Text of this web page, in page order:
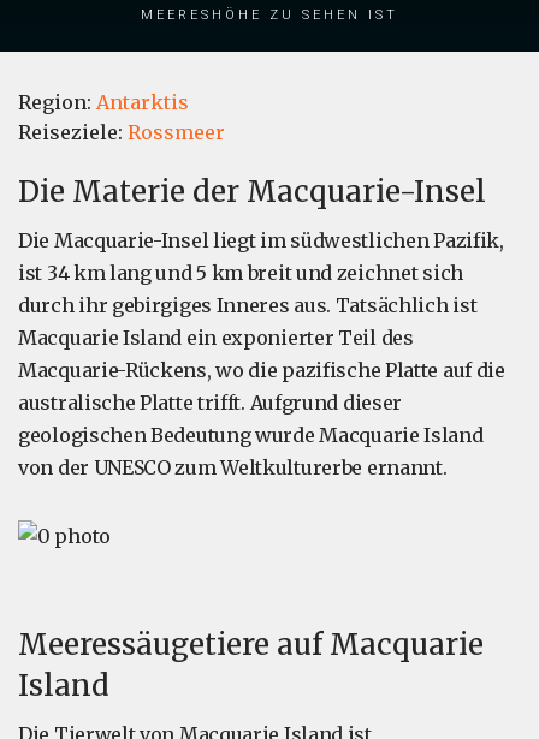
Meereshöhe zu sehen ist
Region: Antarktis
Reiseziele: Rossmeer
Die Materie der Macquarie-Insel
Die Macquarie-Insel liegt im südwestlichen Pazifik,
ist 34 km lang und 5 km breit und zeichnet sich
durch ihr gebirgiges Inneres aus. Tatsächlich ist
Macquarie Island ein exponierter Teil des
Macquarie-Rückens, wo die pazifische Platte auf die
australische Platte trifft. Aufgrund dieser
geologischen Bedeutung wurde Macquarie Island
von der UNESCO zum Weltkulturerbe ernannt.
Meeressäugetiere auf Macquarie
Island
Die Tierwelt von Macquarie Island ist